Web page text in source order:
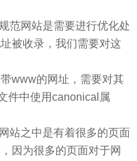
范网站是需要进行优化处
被收录，我们需要对这
www的网址，需要对其
件中使用canonical属
站之中是有着很多的页面
因为很多的页面对于网